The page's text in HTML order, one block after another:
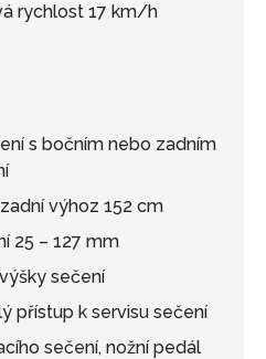
rychlost 17 km/h
s bočním nebo zadním
výhoz 152 cm
25 – 127 mm
sečení
přístup k servisu sečení
sečení, nožní pedál